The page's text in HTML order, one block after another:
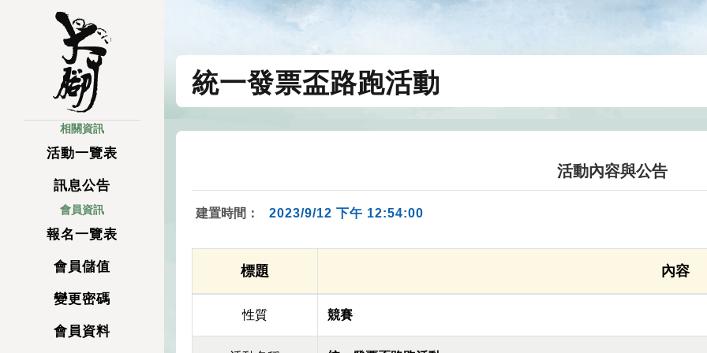
相關資訊
活動一覽表
訊息公告
會員資訊
報名一覽表
會員儲值
變更密碼
會員資料
統一發票盃路跑活動
活動內容與公告
建置時間： 2023/9/12 下午 12:54:00
標題 內容
性質 競賽